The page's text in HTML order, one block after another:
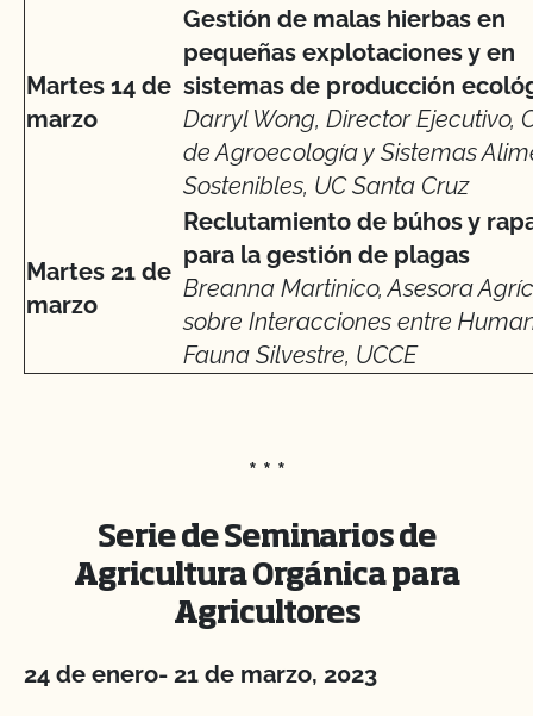
Martes 14 de
marzo
Gestión de malas hierbas en
pequeñas explotaciones y en
sistemas de producción
Darryl Wong, Director Ejecutivo,
de Agroecología y Sistemas
Sostenibles, UC Santa Cruz
Martes 21 de
marzo
Reclutamiento de búhos y
para la gestión de plagas
Breanna Martinico, Asesora
sobre Interacciones entre
Fauna Silvestre, UCCE
* * *
Serie de Seminarios de
Agricultura Orgánica para
Agricultores
24 de enero- 21 de marzo, 2023